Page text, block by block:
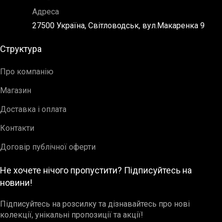
Адреса
27500 Україна, Світловодськ, вул.Макаренка 9
Структура
Про компанію
Магазин
Доставка і оплата
Контакти
Договір публічної оферти
Не хочете нічого пропустити? Підписуйтесь на
новини!
Підписуйтесь на розсилку та дізнавайтесь про нові
колекції, унікальні пропозиції та акції!